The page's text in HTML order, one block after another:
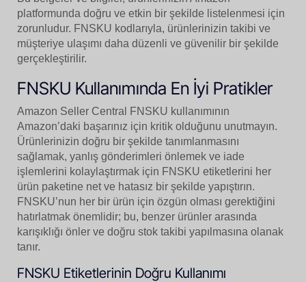
platformunda doğru ve etkin bir şekilde listelenmesi için
zorunludur. FNSKU kodlarıyla, ürünlerinizin takibi ve
müşteriye ulaşımı daha düzenli ve güvenilir bir şekilde
gerçekleştirilir.
FNSKU Kullanımında En İyi Pratikler
Amazon Seller Central FNSKU kullanımının
Amazon’daki başarınız için kritik olduğunu unutmayın.
Ürünlerinizin doğru bir şekilde tanımlanmasını
sağlamak, yanlış gönderimleri önlemek ve iade
işlemlerini kolaylaştırmak için FNSKU etiketlerini her
ürün paketine net ve hatasız bir şekilde yapıştırın.
FNSKU’nun her bir ürün için özgün olması gerektiğini
hatırlatmak önemlidir; bu, benzer ürünler arasında
karışıklığı önler ve doğru stok takibi yapılmasına olanak
tanır.
FNSKU Etiketlerinin Doğru Kullanımı